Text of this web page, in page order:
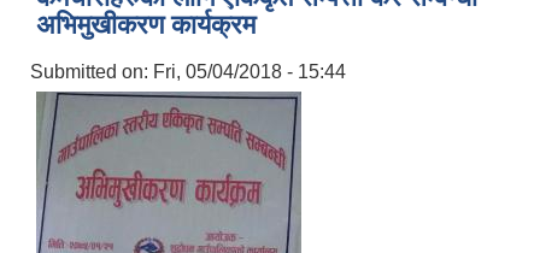
अभिमुखीकरण कार्यक्रम
Submitted on: Fri, 05/04/2018 - 15:44